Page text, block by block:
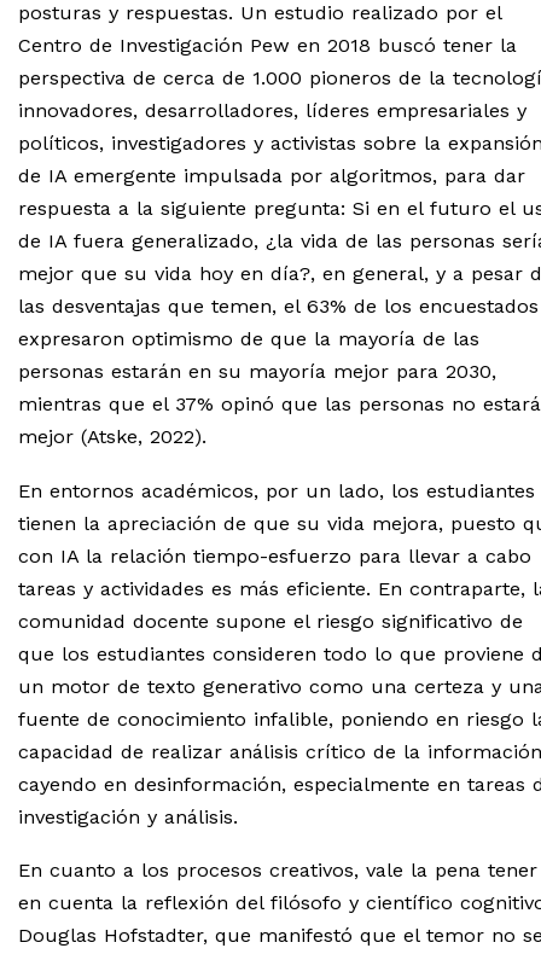
posturas y respuestas. Un estudio realizado por el
Centro de Investigación Pew en 2018 buscó tener la
perspectiva de cerca de 1.000 pioneros de la
innovadores, desarrolladores, líderes empresariales y
políticos, investigadores y activistas sobre la
de IA emergente impulsada por algoritmos, para dar
respuesta a la siguiente pregunta: Si en el futuro el
de IA fuera generalizado, ¿la vida de las personas
mejor que su vida hoy en día?, en general, y a pesar
las desventajas que temen, el 63% de los encuestados
expresaron optimismo de que la mayoría de las
personas estarán en su mayoría mejor para 2030,
mientras que el 37% opinó que las personas no
mejor (Atske, 2022).
En entornos académicos, por un lado, los estudiantes
tienen la apreciación de que su vida mejora, puesto
con IA la relación tiempo-esfuerzo para llevar a cabo
tareas y actividades es más eficiente. En contraparte,
comunidad docente supone el riesgo significativo de
que los estudiantes consideren todo lo que proviene
un motor de texto generativo como una certeza y
fuente de conocimiento infalible, poniendo en riesgo
capacidad de realizar análisis crítico de la
cayendo en desinformación, especialmente en tareas
investigación y análisis.
En cuanto a los procesos creativos, vale la pena tener
en cuenta la reflexión del filósofo y científico
Douglas Hofstadter, que manifestó que el temor no